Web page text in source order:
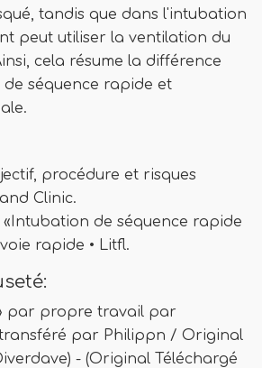
tandis que dans l'intubation
peut utiliser la ventilation du
cela résume la différence
séquence rapide et
procédure et risques
Clinic.
«Intubation de séquence rapide
rapide • Litfl.
par propre travail par
par Philippn / Original
- (Original Téléchargé